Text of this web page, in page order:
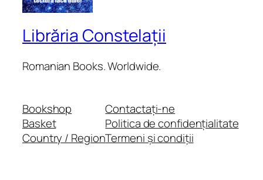
Librăria Constelații
Romanian Books. Worldwide.
Bookshop
Basket
Country / Region
Contactați-ne
Politica de confidențialitate
Termeni și condiții